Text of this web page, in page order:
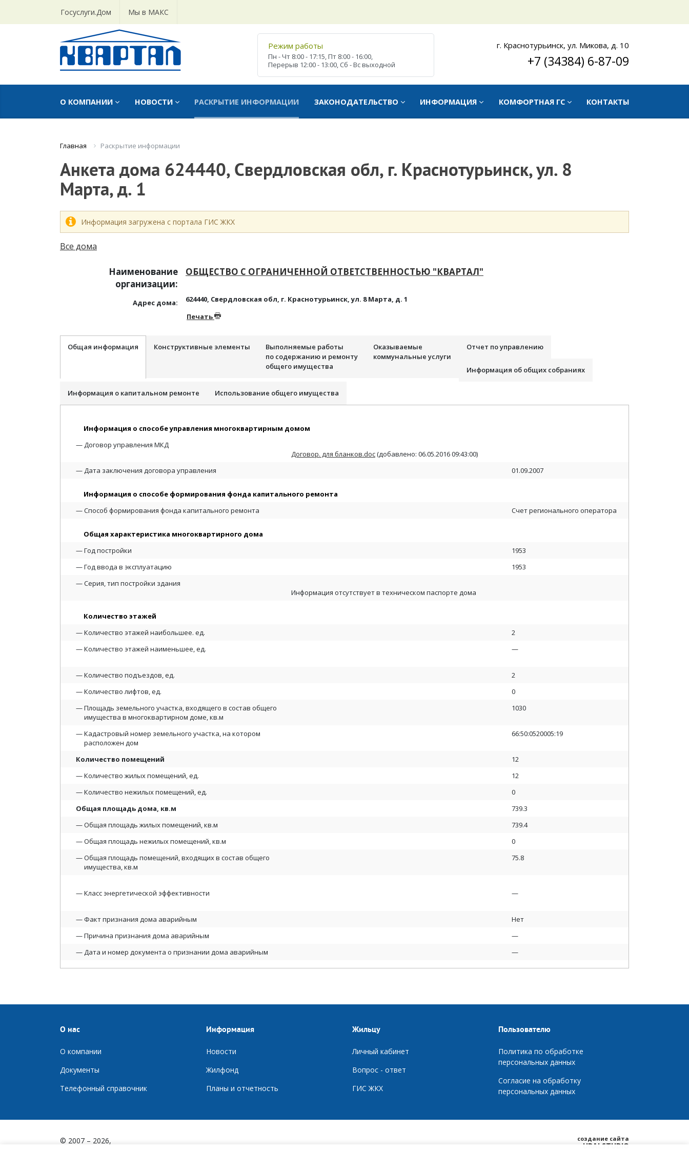
Госуслуги.Дом Мы в МАКС
Режим работы
Пн - Чт 8:00 - 17:15, Пт 8:00 - 16:00,
Перерыв 12:00 - 13:00, Сб - Всвыходной
г. Краснотурьинск, ул. Микова, д. 10
+7 (34384) 6-87-09
О КОМПАНИИ НОВОСТИ РАСКРЫТИЕ ИНФОРМАЦИИ ЗАКОНОДАТЕЛЬСТВО ИНФОРМАЦИЯ КОМФОРТНАЯ ГС КОНТАКТЫ
Главная Раскрытие информации
Анкета дома 624440, Свердловская обл, г. Краснотурьинск, ул. 8
Марта, д. 1
Информация загружена с портала ГИС ЖКХ
Все дома
Наименование
организации:
ОБЩЕСТВО С ОГРАНИЧЕННОЙ ОТВЕТСТВЕННОСТЬЮ "КВАРТАЛ"
Адрес дома:
624440, Свердловская обл, г. Краснотурьинск, ул. 8 Марта, д. 1
Печать
Общая информация Конструктивные элементы
Выполняемые работы
по содержанию и ремонту
общего имущества
Оказываемые
коммунальные услуги
Отчет по управлению
Информация об общих собраниях
Информация о капитальном ремонте Использование общего имущества
Информация о способе управления многоквартирным домом
Договор управления МКД
Договор. для бланков.doc(добавлено: 06.05.2016 09:43:00)
Дата заключения договора управления
01.09.2007
Информация о способе формирования фонда капитального ремонта
Способ формирования фонда капитального ремонта
Счет регионального оператора
Общая характеристика многоквартирного дома
Год постройки
1953
Год ввода в эксплуатацию
1953
Серия, тип постройки здания
Информация отсутствует в техническом паспорте дома
Количество этажей
Количество этажей наибольшее. ед.
2
Количество этажей наименьшее, ед.
—
Количество подъездов, ед.
2
Количество лифтов, ед.
0
Площадь земельного участка, входящего в состав общего
имущества в многоквартирном доме, кв.м
1030
Кадастровый номер земельного участка, на котором
расположен дом
66:50:0520005:19
Количество помещений
12
Количество жилых помещений, ед.
12
Количество нежилых помещений, ед.
0
Общая площадь дома, кв.м
739.3
Общая площадь жилых помещений, кв.м
739.4
Общая площадь нежилых помещений, кв.м
0
Общая площадь помещений, входящих в состав общего
имущества, кв.м
75.8
Класс энергетической эффективности —
Факт признания дома аварийным
Нет
Причина признания дома аварийным
—
Дата и номер документа о признании дома аварийным
—
О нас
О компании
Документы
Телефонный справочник
Информация
Новости
Жилфонд
Планы и отчетность
Жильцу
Личный кабинет
Вопрос - ответ
ГИС ЖКХ
Пользователю
Политика по обработке
персональных данных
Согласие на обработку
персональных данных
© 2007 – 2026,
создание сайта
URALSTUDIO